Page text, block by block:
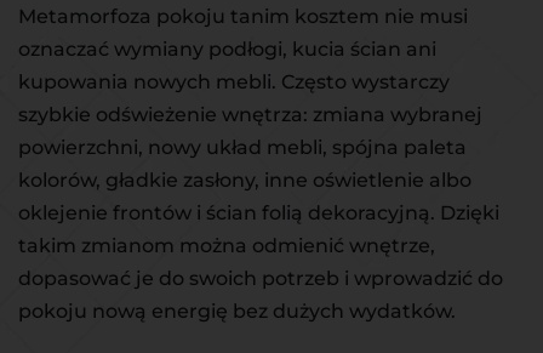
Metamorfoza pokoju tanim kosztem nie musi
oznaczać wymiany podłogi, kucia ścian ani
kupowania nowych mebli. Często wystarczy
szybkie odświeżenie wnętrza: zmiana wybranej
powierzchni, nowy układ mebli, spójna paleta
kolorów, gładkie zasłony, inne oświetlenie albo
oklejenie frontów i ścian folią dekoracyjną. Dzięki
takim zmianom można odmienić wnętrze,
dopasować je do swoich potrzeb i wprowadzić do
pokoju nową energię bez dużych wydatków.